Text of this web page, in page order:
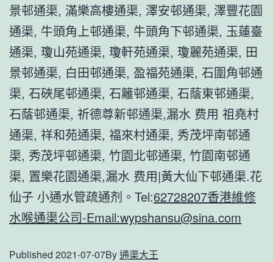
景邨通渠, 滿樂高樓通渠, 澤安邨通渠, 澤豐花園
通渠, 牛頭角上邨通渠, 牛頭角下邨通渠, 玉蓮臺
通渠, 瓊山苑通渠, 瓊軒苑通渠, 瓊麗苑通渠, 田
景邨通渠, 白田邨通渠, 盈福苑通渠, 石圍角邨通
渠, 石硤尾邨通渠, 石籬邨通渠, 石蔭東邨通渠,
石蔭邨通渠, 祈德尊新邨通渠,漏水 费用 祖堯村
通渠, 祥和苑通渠, 福來村通渠, 秀茂坪南邨通
渠, 秀茂坪邨通渠, 竹園北邨通渠, 竹園南邨通
渠, 置樂花園通渠,漏水 费用|黃大仙下邨通渠.花
仙子 小通水管疏通剂。Tel:62728207香港維修
水喉通渠公司-Email:wypshansu@sina.com
Published 2021-07-07By通渠大王